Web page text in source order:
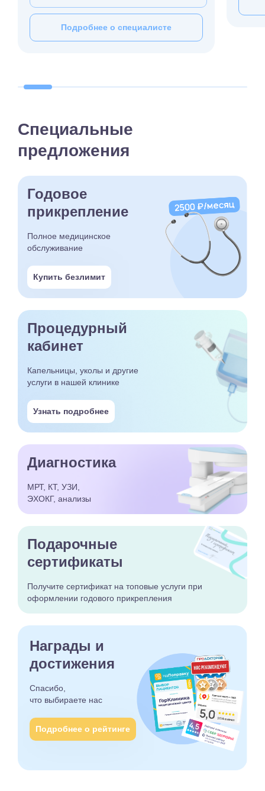
Подробнее о специалисте
Специальные
предложения
Годовое
прикрепление
Полное медицинское
обслуживание
Купить безлимит
Процедурный
кабинет
Капельницы, уколы и другие
услуги в нашей клинике
Узнать подробнее
Диагностика
МРТ, КТ, УЗИ,
ЭХОКГ, анализы
Подарочные
сертификаты
Получите сертификатна топовые услуги при
оформлении годового прикрепления
Награды и
достижения
Спасибо,
что выбираете нас
Подробнее о рейтинге